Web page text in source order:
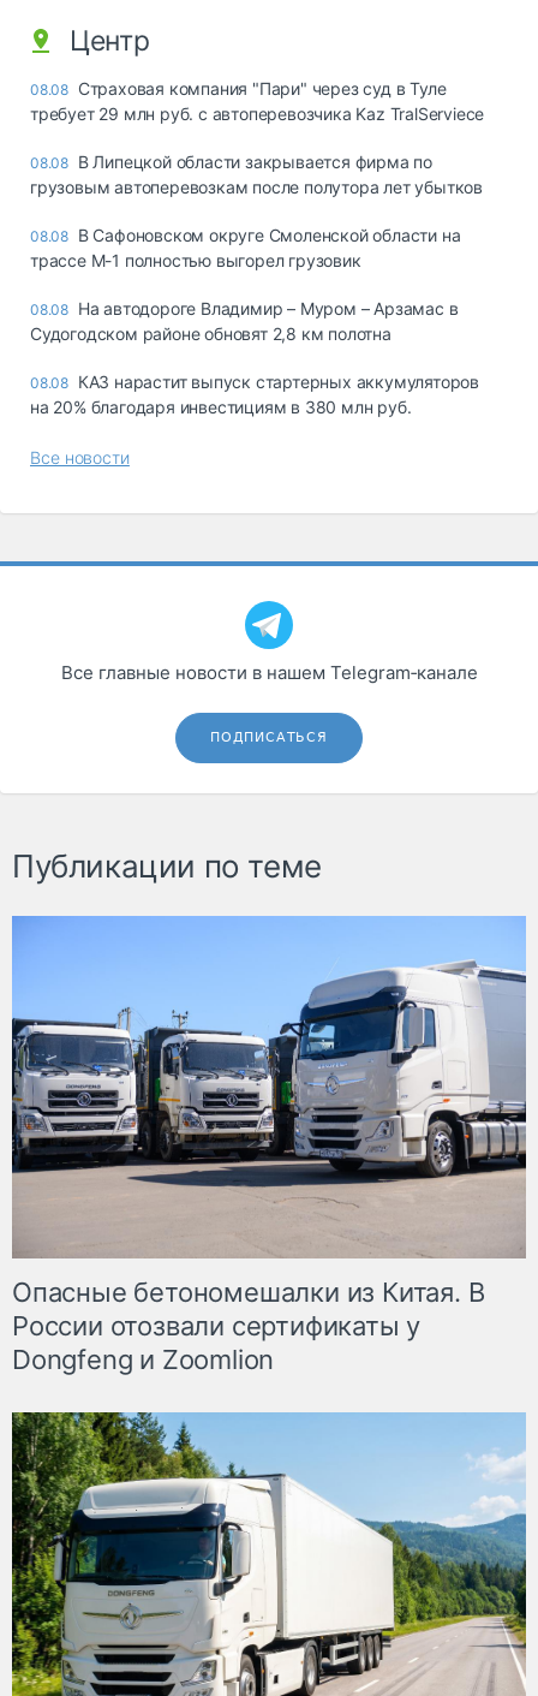
Центр
08.08 Страховая компания "Пари" через суд в Туле
требует 29 млн руб. с автоперевозчика Kaz TralServiece
08.08 В Липецкой области закрывается фирма по
грузовым автоперевозкам после полутора лет убытков
08.08 В Сафоновском округе Смоленской области на
трассе М-1 полностью выгорел грузовик
08.08 На автодороге Владимир – Муром – Арзамас в
Судогодском районе обновят 2,8 км полотна
08.08 КАЗ нарастит выпуск стартерных аккумуляторов
на 20% благодаря инвестициям в 380 млн руб.
Все новости
Все главные новости в нашем Telegram‑канале
ПОДПИСАТЬСЯ
Публикации по теме
Опасные бетономешалки из Китая. В
России отозвали сертификаты у
Dongfeng и Zoomlion